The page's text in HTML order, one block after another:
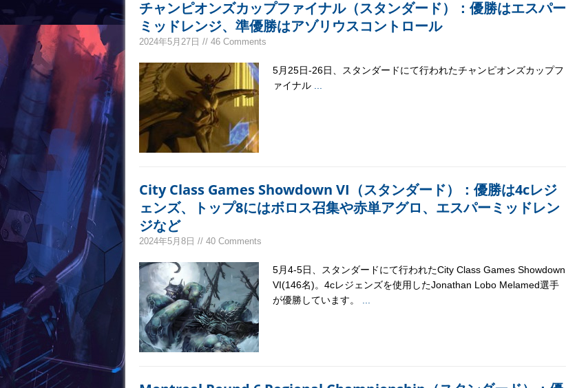
チャンピオンズカップファイナル（スタンダード）：優勝はエスパー
ミッドレンジ、準優勝はアゾリウスコントロール
2024年5月27日 // 46 Comments
5月25日-26日、スタンダードにて行われたチャンピオンズカップフ
ァイナル
City Class Games Showdown VI（スタンダード）：優勝は4cレジ
ェンズ、トップ8にはボロス召集や赤単アグロ、エスパーミッドレン
ジなど
2024年5月8日 // 40 Comments
5月4-5日、スタンダードにて行われたCity Class Games Showdown
VI(146名)。4cレジェンズを使用したJonathan Lobo Melamed選手
が優勝しています。